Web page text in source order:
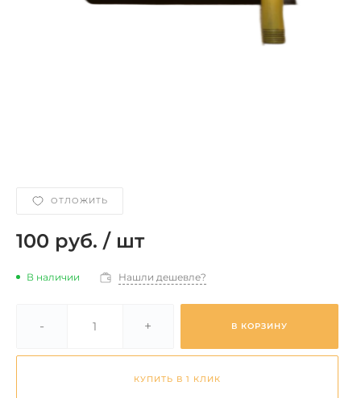
ОТЛОЖИТЬ
100 руб. / шт
В наличии Нашли дешевле?
- + В КОРЗИНУ
КУПИТЬ В 1 КЛИК